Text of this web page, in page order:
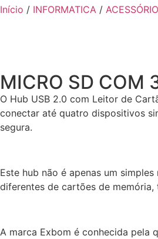
Início / INFORMATICA /
MICRO SD COM
O Hub USB 2.0 com Leitor de
conectar até quatro dispositivos
segura.
Este hub não é apenas um
diferentes de cartões de
A marca Exbom é conhecida pela